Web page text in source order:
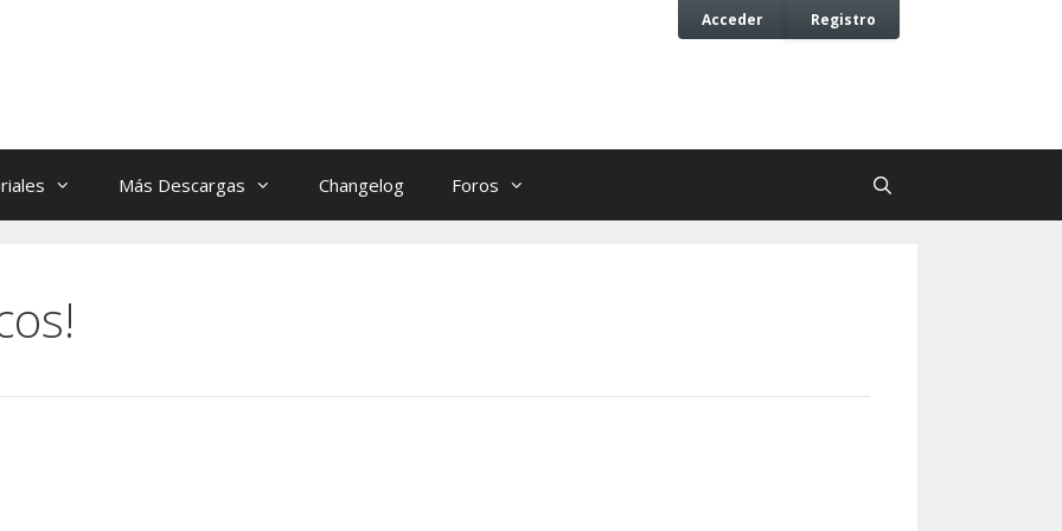
Acceder Registro
Más Descargas Changelog Foros